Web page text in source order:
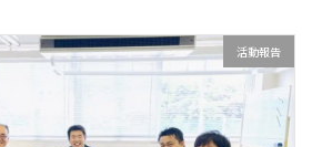
活動報告